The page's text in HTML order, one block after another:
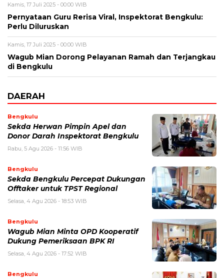
Kamis, 17 Juli 2025 - 00:00 WIB
Pernyataan Guru Rerisa Viral, Inspektorat Bengkulu:
Perlu Diluruskan
Kamis, 17 Juli 2025 - 00:00 WIB
Wagub Mian Dorong Pelayanan Ramah dan Terjangkau
di Bengkulu
DAERAH
Bengkulu
Sekda Herwan Pimpin Apel dan
Donor Darah Inspektorat Bengkulu
Rabu, 5 Agu 2026 - 11:56 WIB
Bengkulu
Sekda Bengkulu Percepat Dukungan
Offtaker untuk TPST Regional
Selasa, 4 Agu 2026 - 18:53 WIB
Bengkulu
Wagub Mian Minta OPD Kooperatif
Dukung Pemeriksaan BPK RI
Selasa, 4 Agu 2026 - 17:52 WIB
Bengkulu